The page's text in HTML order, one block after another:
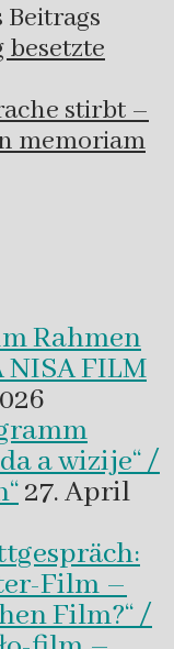
stirbt –
memoriam
Rahmen
NISA FILM
a wizije“ /
27. April
Film –
Film?“ /